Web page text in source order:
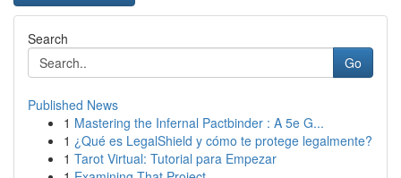
Search
Go
Published News
1 Mastering the Infernal Pactbinder : A 5e G...
1 ¿Qué es LegalShield y cómo te protege legalmente?
1 Tarot Virtual: Tutorial para Empezar